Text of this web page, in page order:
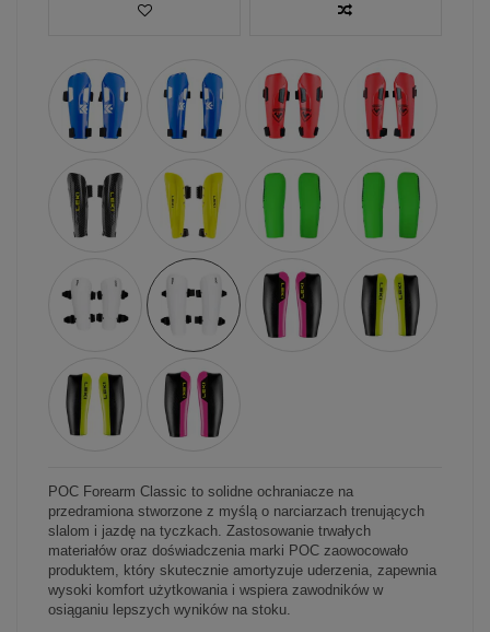
POC Forearm Classic to solidne ochraniacze na
przedramiona stworzone z myślą o narciarzach trenujących
slalom i jazdę na tyczkach. Zastosowanie trwałych
materiałów oraz doświadczenia marki POC zaowocowało
produktem, który skutecznie amortyzuje uderzenia, zapewnia
wysoki komfort użytkowania i wspiera zawodników w
osiąganiu lepszych wyników na stoku.